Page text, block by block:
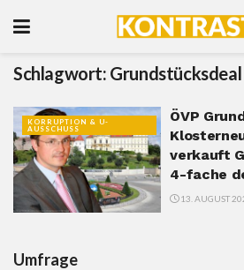
Schlagwort: Grundstücksdeal
KORRUPTION & U-
AUSSCHUSS
ÖVP
verkauft
4-fache
13. AUGUST
Umfrage